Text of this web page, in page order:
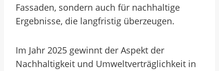
Fassaden, sondern auch für nachhaltige
Ergebnisse, die langfristig überzeugen.
Im Jahr 2025 gewinnt der Aspekt der
Nachhaltigkeit und Umweltverträglichkeit in